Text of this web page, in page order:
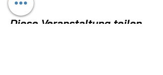
Diese Veranstaltung teilen